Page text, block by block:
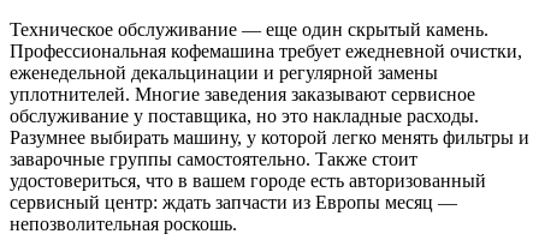
Техническое обслуживание — еще один скрытый камень.
Профессиональная кофемашина требует ежедневной очистки,
еженедельной декальцинации и регулярной замены
уплотнителей. Многие заведения заказывают сервисное
обслуживание у поставщика, но это накладные расходы.
Разумнее выбирать машину, у которой легко менять фильтры и
заварочные группы самостоятельно. Также стоит
удостовериться, что в вашем городе есть авторизованный
сервисный центр: ждать запчасти из Европы месяц —
непозволительная роскошь.